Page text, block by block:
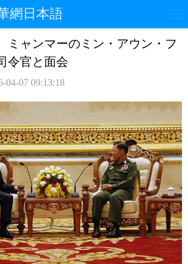
網日本語
政治 経済
写真
ャンマーのミン・アウン・フ
令官と面会
04-07 09:13:18